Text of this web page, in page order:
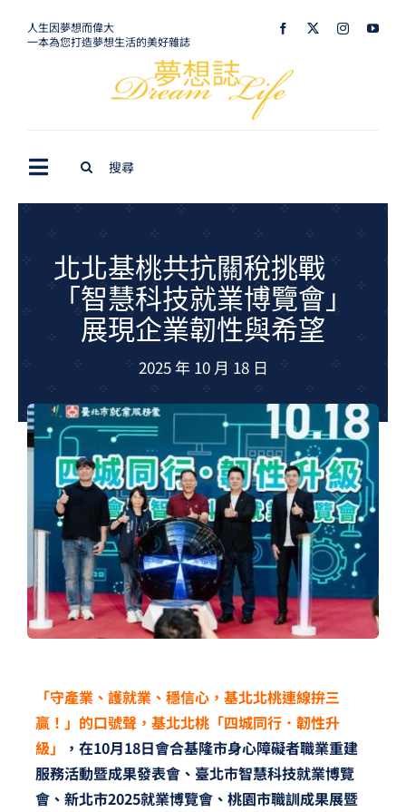
人生因夢想而偉大
一本為您打造夢想生活的美好雜誌
Toggle
Navigation
夢想TV
GCU大賽
夢想購物
北北基桃共抗關稅挑戰
「智慧科技就業博覽會」
展現企業韌性與希望
2025 年 10 月 18 日
「守產業、護就業、穩信心，基北北桃連線拚三
贏！」的口號聲，基北北桃「四城同行．韌性升
級」
，在10月18日會合基隆市身心障礙者職業重建
服務活動暨成果發表會、臺北市智慧科技就業博覽
會、新北市2025就業博覽會、桃園市職訓成果展暨